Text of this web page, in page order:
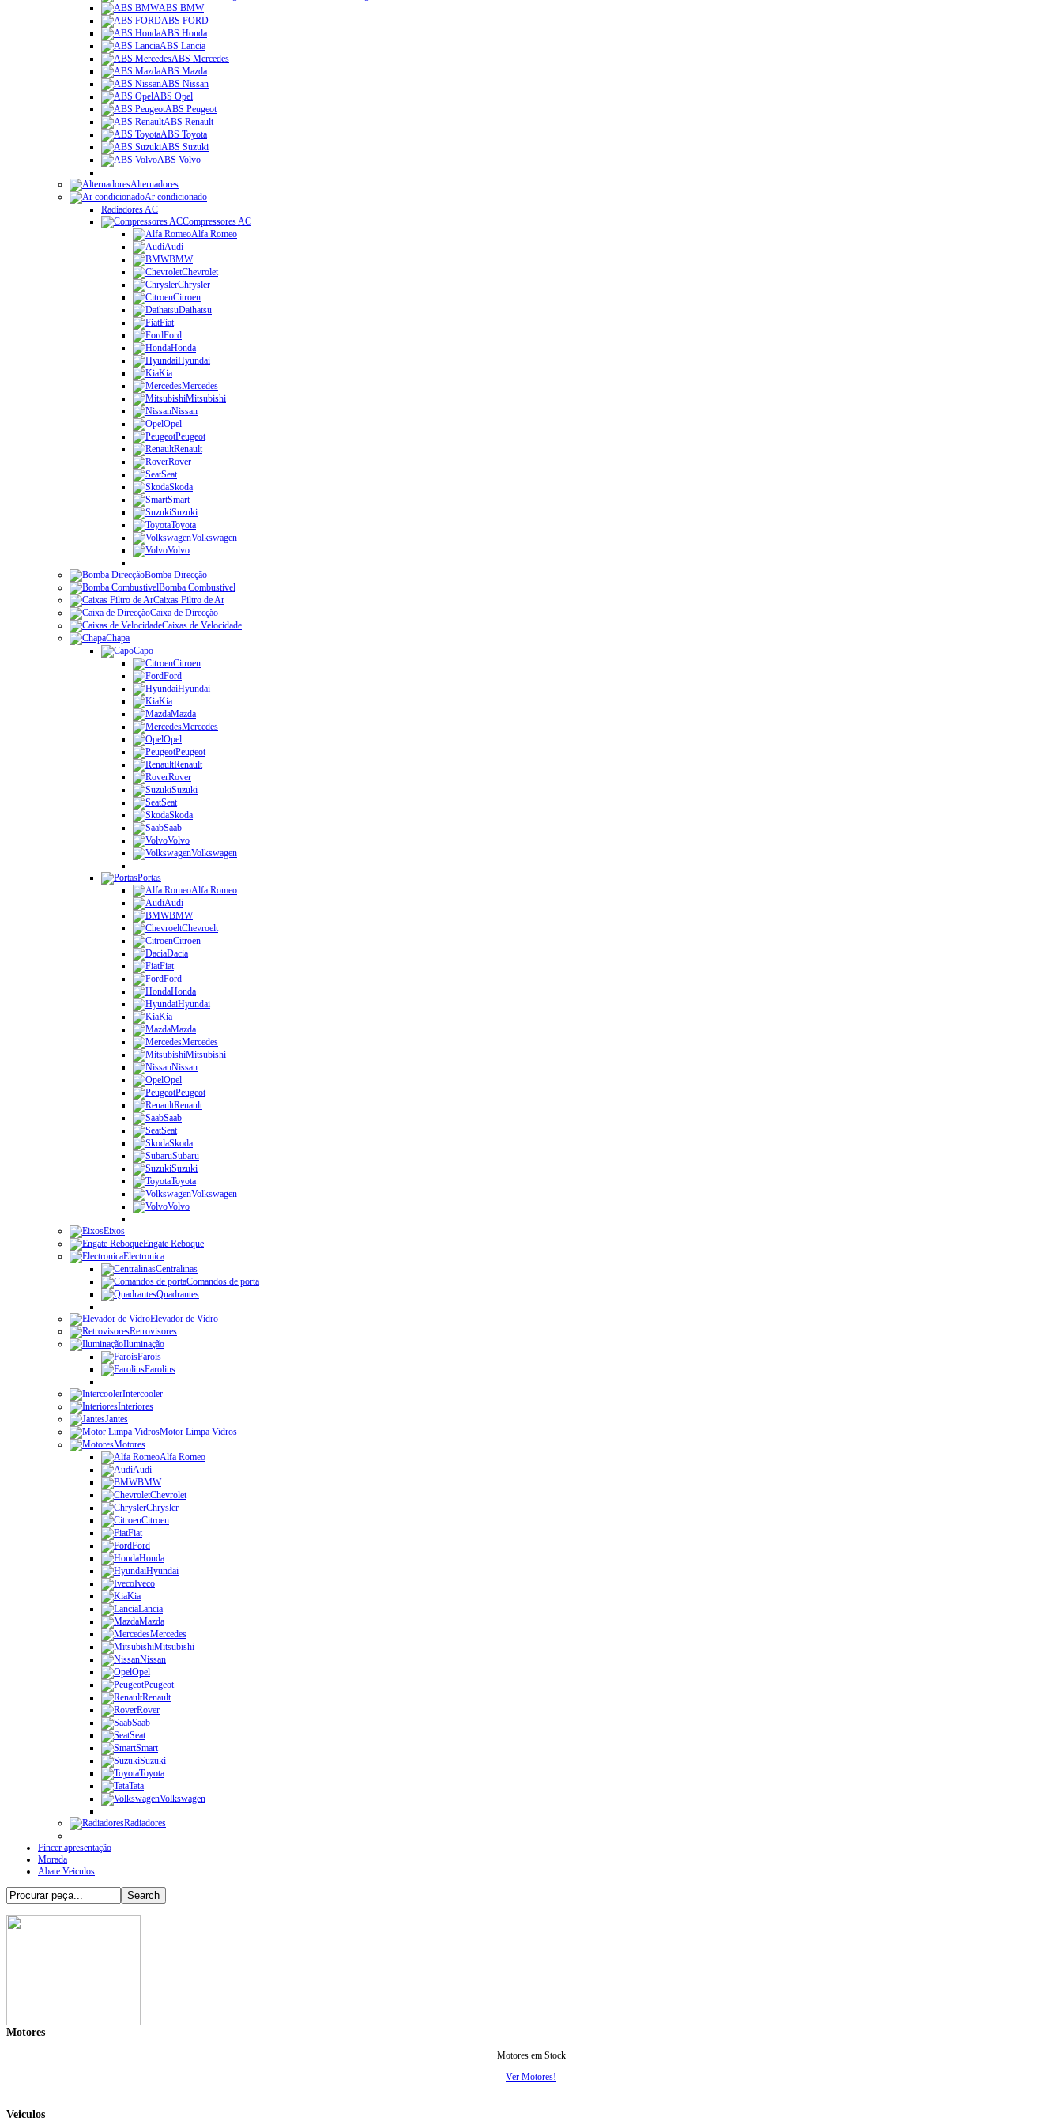
ABS BMW
ABS FORD
ABS Honda
ABS Lancia
ABS Mercedes
ABS Mazda
ABS Nissan
ABS Opel
ABS Peugeot
ABS Renault
ABS Toyota
ABS Suzuki
ABS Volvo
Alternadores
Ar condicionado
Radiadores AC
Compressores AC
Alfa Romeo
Audi
BMW
Chevrolet
Chrysler
Citroen
Daihatsu
Fiat
Ford
Honda
Hyundai
Kia
Mercedes
Mitsubishi
Nissan
Opel
Peugeot
Renault
Rover
Seat
Skoda
Smart
Suzuki
Toyota
Volkswagen
Volvo
Bomba Direcção
Bomba Combustivel
Caixas Filtro de Ar
Caixa de Direcção
Caixas de Velocidade
Chapa
Capo
Citroen
Ford
Hyundai
Kia
Mazda
Mercedes
Opel
Peugeot
Renault
Rover
Suzuki
Seat
Skoda
Saab
Volvo
Volkswagen
Portas
Alfa Romeo
Audi
BMW
Chevroelt
Citroen
Dacia
Fiat
Ford
Honda
Hyundai
Kia
Mazda
Mercedes
Mitsubishi
Nissan
Opel
Peugeot
Renault
Saab
Seat
Skoda
Subaru
Suzuki
Toyota
Volkswagen
Volvo
Eixos
Engate Reboque
Electronica
Centralinas
Comandos de porta
Quadrantes
Elevador de Vidro
Retrovisores
Iluminação
Farois
Farolins
Intercooler
Interiores
Jantes
Motor Limpa Vidros
Motores
Alfa Romeo
Audi
BMW
Chevrolet
Chrysler
Citroen
Fiat
Ford
Honda
Hyundai
Iveco
Kia
Lancia
Mazda
Mercedes
Mitsubishi
Nissan
Opel
Peugeot
Renault
Rover
Saab
Seat
Smart
Suzuki
Toyota
Tata
Volkswagen
Radiadores
Fincer apresentação
Morada
Abate Veiculos
Motores
Motores em Stock
Ver Motores!
Veiculos